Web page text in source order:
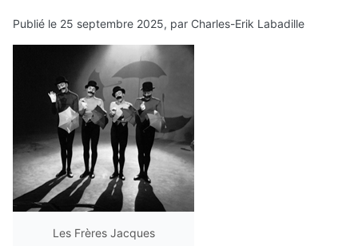
Publié le 25 septembre 2025, par Charles-Erik Labadille
Les Frères Jacques